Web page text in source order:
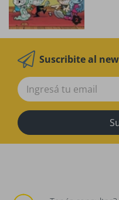
Suscribite al